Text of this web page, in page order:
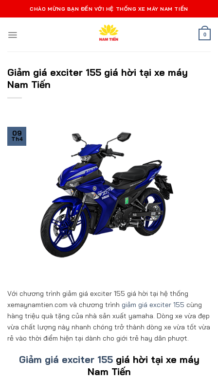
qua
dung
CHÀO MỪNG BẠN ĐẾN VỚI HỆ THỐNG XE MÁY NAM TIẾN
0
Giảm giá exciter 155 giá hời tại xe máy
Nam Tiến
09
Th4
Với chương trình giảm giá exciter 155 giá hời tại hệ thống
xemaynamtien.com và chương trình giảm giá exciter 155 cùng
hàng triệu quà tặng của nhà sản xuất yamaha. Dòng xe vừa đẹp
vừa chất lượng này nhanh chóng trở thành dòng xe vừa tốt vừa
rẻ vào thời điểm hiện tại dành cho giới trẻ hay dân phượt.
Giảm giá exciter 155giá hời tại xe máy
Nam Tiến